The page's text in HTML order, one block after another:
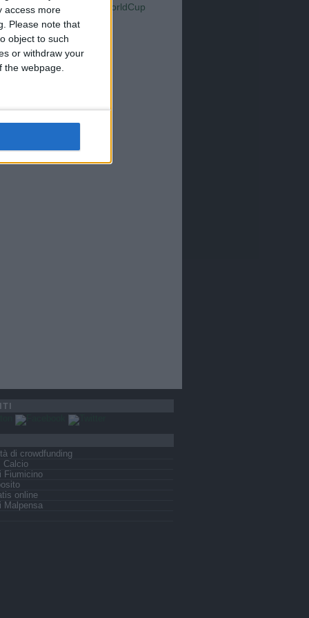
access more
Please note that
object to such
or withdraw your
webpage.
Serie A
WorldCup
di crowdfunding
Calcio
Fiumicino
online
Malpensa